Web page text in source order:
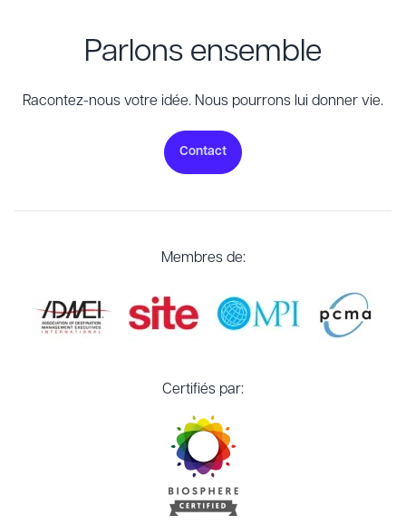
Parlons ensemble
Racontez-nous votre idée. Nous pourrons lui donner vie.
Contact
Membres de:
Certifiés par: